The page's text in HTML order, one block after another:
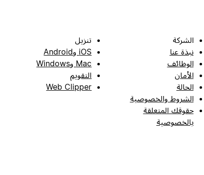
الشركة
نبذة عنا
الوظائف
الأمان
الحالة
الشروط والخصوصية
حقوقك المتعلقة
بالخصوصية
تنزيل
iOS وAndroid
Mac وWindows
التقويم
Web Clipper